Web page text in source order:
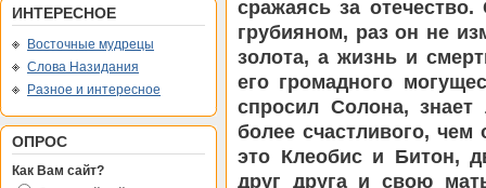
ИНТЕРЕСНОЕ
Восточные мудрецы
Слова Назидания
Разное и интересное
ОПРОС
Как Вам сайт?
сражаясь за
грубияном, раз он не
золота, а жизнь и
его громадного
спросил Солона,
более счастливого, чем
это Клеобис и Битон,
друг друга и свою